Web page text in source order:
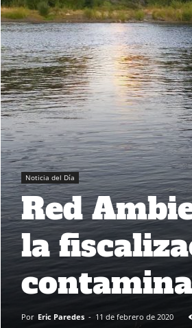
Noticia del Día
Red
la
Por Eric Paredes - 11 de febrero de 2020